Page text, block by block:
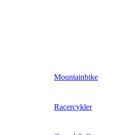
Mountainbike
Racercykler